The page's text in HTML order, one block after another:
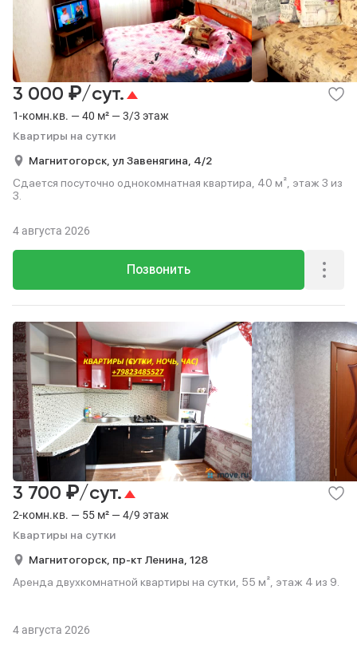
1-комн.кв. — 40 м² — 3/3 этаж
Квартиры на сутки
3 000 ₽/сут.
Магнитогорск, ул Завенягина, 4/2
Сдается посуточно однокомнатная квартира, 40 м², этаж 3 из
3.
Позвонить
4 августа 2026
2-комн.кв. — 55 м² — 4/9 этаж
Квартиры на сутки
3 700 ₽/сут.
Магнитогорск, пр-кт Ленина, 128
Аренда двухкомнатной квартиры на сутки, 55 м², этаж 4 из 9.
4 августа 2026